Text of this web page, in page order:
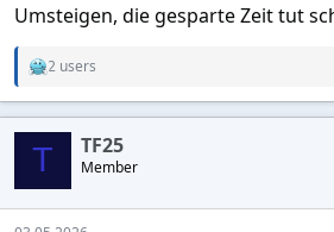
Umsteigen, die gesparte Zeit tut
R
c
o
n
s
2 users
T TF25
Member